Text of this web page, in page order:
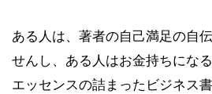
ある人は、著者の自己満足の自
せんし、ある人はお金持ちにな
エッセンスの詰まったビジネス